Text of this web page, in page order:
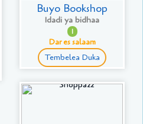
Buyo Bookshop
Idadi ya bidhaa
1
Dar es salaam
Tembelea Duka